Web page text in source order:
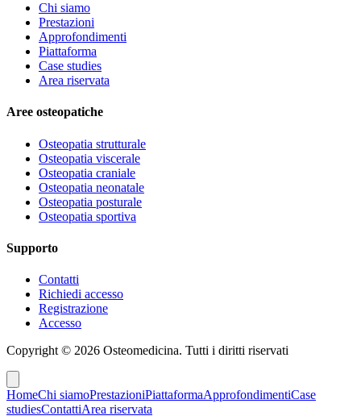
Chi siamo
Prestazioni
Approfondimenti
Piattaforma
Case studies
Area riservata
Aree osteopatiche
Osteopatia strutturale
Osteopatia viscerale
Osteopatia craniale
Osteopatia neonatale
Osteopatia posturale
Osteopatia sportiva
Supporto
Contatti
Richiedi accesso
Registrazione
Accesso
Copyright © 2026 Osteomedicina. Tutti i diritti riservati
HomeChi siamoPrestazioniPiattaformaApprofondimentiCase
studiesContattiArea riservata